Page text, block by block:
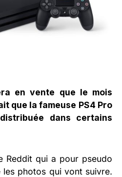
en vente que le mois
que la fameuse PS4 Pro
dans certains
Reddit qui a pour pseudo
les photos qui vont suivre.